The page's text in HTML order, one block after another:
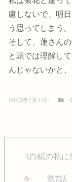
慮しないで、明
う思ってしまう。
そして、蓮さん
と頭では理解し
んじゃないかと
2023年7月14日
《白紙の私
を 第7話